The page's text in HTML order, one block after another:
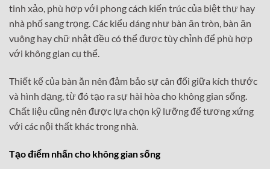
tinh xảo, phù hợp với phong cách kiến trúc của biệt thự hay
nhà phố sang trọng. Các kiểu dáng như bàn ăn tròn, bàn ăn
vuông hay chữ nhật đều có thể được tùy chỉnh để phù hợp
với không gian cụ thể.
Thiết kế của bàn ăn nên đảm bảo sự cân đối giữa kích thước
và hình dạng, từ đó tạo ra sự hài hòa cho không gian sống.
Chất liệu cũng nên được lựa chọn kỹ lưỡng để tương xứng
với các nội thất khác trong nhà.
Tạo điểm nhấn cho không gian sống